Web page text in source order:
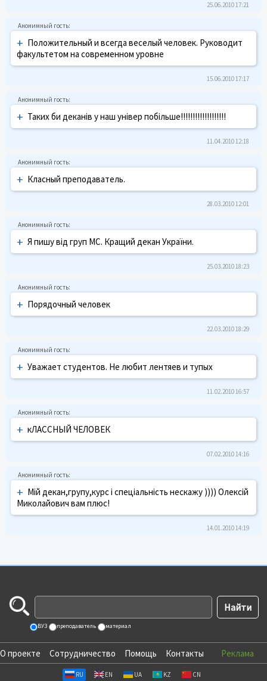
25.06.2010 17:21
+ Положительный и всегда веселый человек. Руководит
факультетом на современном уровне
15.06.2010 17:17
+ Таких би деканів у наш універ побільше!!!!!!!!!!!!!!!!!!!
11.04.2010 12:18
+ Класный преподаватель.
28.03.2010 12:01
+ Я пишу від груп МС. Кращий декан України.
25.03.2010 18:23
+ Порядочный человек
22.03.2010 18:29
+ Уважает студентов. Не любит лентяев и тупых
11.02.2010 16:57
+ кЛАССНЫЙ ЧЕЛОВЕК
07.02.2010 14:16
+ Мій декан,групу,курс і спеціальність нескажу )))) Олексій
Миколайович вам плюс!
14.01.2010 14:19
ВУЗ преподаватель материал
О проекте Сотрудничество Помощь Контакты Реклама
RU EN UA KZ CN